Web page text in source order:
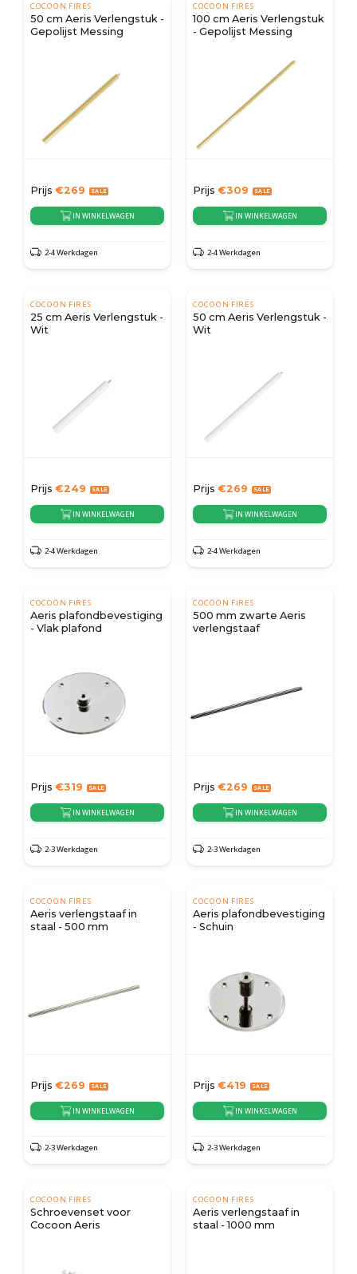
COCOON FIRES
50 cm Aeris Verlengstuk -
Gepolijst Messing
Prijs €269
IN WINKELWAGEN
2-4 Werkdagen
COCOON FIRES
100 cm Aeris Verlengstuk
- Gepolijst Messing
Prijs €309
IN WINKELWAGEN
2-4 Werkdagen
COCOON FIRES
25 cm Aeris Verlengstuk -
Wit
Prijs €249
IN WINKELWAGEN
2-4 Werkdagen
COCOON FIRES
50 cm Aeris Verlengstuk -
Wit
Prijs €269
IN WINKELWAGEN
2-4 Werkdagen
COCOON FIRES
Aeris plafondbevestiging
- Vlak plafond
Prijs €319
IN WINKELWAGEN
2-3 Werkdagen
COCOON FIRES
500 mm zwarte Aeris
verlengstaaf
Prijs €269
IN WINKELWAGEN
2-3 Werkdagen
COCOON FIRES
Aeris verlengstaaf in
staal - 500 mm
Prijs €269
IN WINKELWAGEN
2-3 Werkdagen
COCOON FIRES
Aeris plafondbevestiging
- Schuin
Prijs €419
IN WINKELWAGEN
2-3 Werkdagen
COCOON FIRES
Schroevenset voor
Cocoon Aeris
COCOON FIRES
Aeris verlengstaaf in
staal - 1000 mm